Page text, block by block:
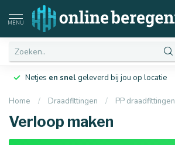
MENU
Netjes en snelgeleverd bij jou op locatie
Home / Draadfittingen / PP draadfittingen
Verloop maken
Afmetingen
16 mm